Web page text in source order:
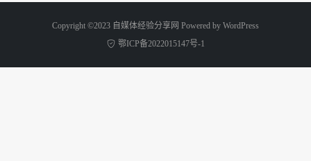
Copyright ©2023 自媒体经验分享网 Powered by WordPress
鄂ICP备2022015147号-1